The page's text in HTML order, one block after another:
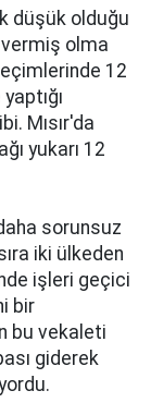
düşük olduğu
olma
12
Mısır'da
yukarı 12
sorunsuz
iki ülkeden
işleri geçici
bir
bu vekaleti
giderek